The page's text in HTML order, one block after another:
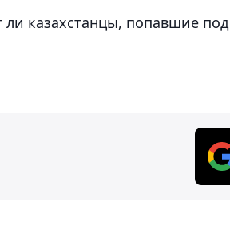
ли казахстанцы, попавшие